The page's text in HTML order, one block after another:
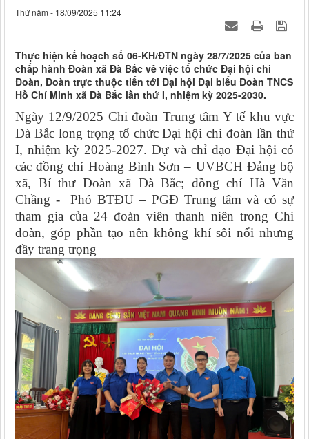
Thứ năm - 18/09/2025 11:24
Thực hiện kế hoạch số 06-KH/ĐTN ngày 28/7/2025 của ban
chấp hành Đoàn xã Đà Bắc về việc tổ chức Đại hội chi
Đoàn, Đoàn trực thuộc tiến tới Đại hội Đại biểu Đoàn TNCS
Hồ Chí Minh xã Đà Bắc lần thứ I, nhiệm kỳ 2025-2030.
Ngày 12/9/2025 Chi đoàn Trung tâm Y tế khu vực
Đà Bắc long trọng tổ chức Đại hội chi đoàn lần thứ
I, nhiệm kỳ 2025-2027. Dự và chỉ đạo Đại hội có
các đồng chí Hoàng Bình Sơn – UVBCH Đảng bộ
xã, Bí thư Đoàn xã Đà Bắc; đồng chí Hà Văn
Chầng - Phó BTĐU – PGĐ Trung tâm và có sự
tham gia của 24 đoàn viên thanh niên trong Chi
đoàn, góp phần tạo nên không khí sôi nổi nhưng
đầy trang trọng